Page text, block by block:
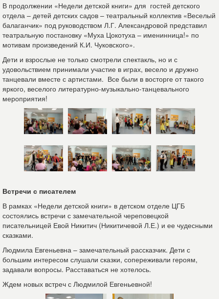
В продолжении «Недели детской книги» для гостей детского
отдела – детей детских садов – театральный коллектив «Веселый
балаганчик» под руководством Л.Г. Александровой представил
театральную постановку «Муха Цокотуха – именинница!» по
мотивам произведений К.И. Чуковского».
Дети и взрослые не только смотрели спектакль, но и с
удовольствием принимали участие в играх, весело и дружно
танцевали вместе с артистами. Все были в восторге от такого
яркого, веселого литературно-музыкально-танцевального
мероприятия!
Встречи с писателем
В рамках «Недели детской книги» в детском отделе ЦГБ
состоялись встречи с замечательной череповецкой
писательницей Евой Никитич (Никитичевой Л.Е.) и ее чудесными
сказками.
Людмила Евгеньевна – замечательный рассказчик. Дети с
большим интересом слушали сказки, сопереживали героям,
задавали вопросы. Расставаться не хотелось.
Ждем новых встреч с Людмилой Евгеньевной!